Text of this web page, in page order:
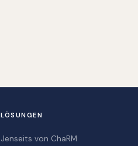
LÖSUNGEN
Jenseits von ChaRM